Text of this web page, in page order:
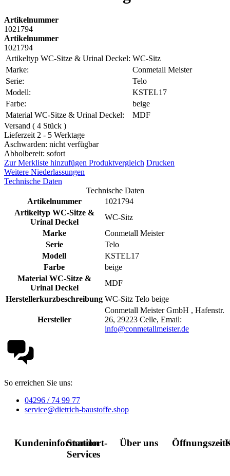
Artikelnummer
1021794
Artikelnummer
1021794
Artikeltyp WC-Sitze & Urinal Deckel: WC-Sitz
Marke:
Conmetall Meister
Serie:
Telo
Modell:
KSTEL17
Farbe:
beige
Material WC-Sitze & Urinal Deckel:
MDF
Versand ( 4 Stück )
Lieferzeit 2 - 5 Werktage
Aschwarden: nicht verfügbar
Abholbereit: sofort
Zur Merkliste hinzufügen Produktvergleich Drucken
Weitere Niederlassungen
Technische Daten
Technische Daten
Artikelnummer
1021794
Artikeltyp WC-Sitze &
Urinal Deckel
WC-Sitz
Marke
Conmetall Meister
Serie
Telo
Modell
KSTEL17
Farbe
beige
Material WC-Sitze &
Urinal Deckel
MDF
Herstellerkurzbeschreibung WC-Sitz Telo beige
Hersteller
Conmetall Meister GmbH , Hafenstr.
26, 29223 Celle, Email:
info@conmetallmeister.de
So erreichen Sie uns:
04296 / 74 99 77
service@dietrich-baustoffe.shop
Kundeninformation
Standort-
Services
Über uns